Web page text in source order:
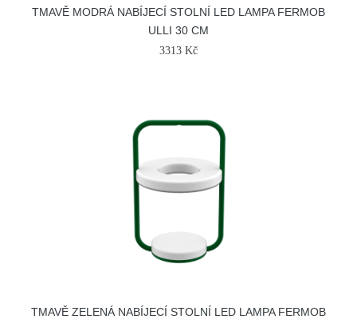
TMAVĚ MODRÁ NABÍJECÍ STOLNÍ LED LAMPA FERMOB
ULLI 30 CM
3313 Kč
TMAVĚ ZELENÁ NABÍJECÍ STOLNÍ LED LAMPA FERMOB